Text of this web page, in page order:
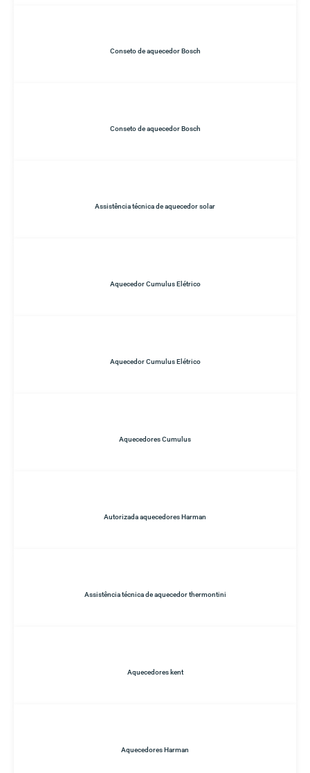
Conseto de aquecedor Bosch
Conseto de aquecedor Bosch
Assistência técnica de aquecedor solar
Aquecedor Cumulus Elétrico
Aquecedor Cumulus Elétrico
Aquecedores Cumulus
Autorizada aquecedores Harman
Assistência técnica de aquecedor thermontini
Aquecedores kent
Aquecedores Harman